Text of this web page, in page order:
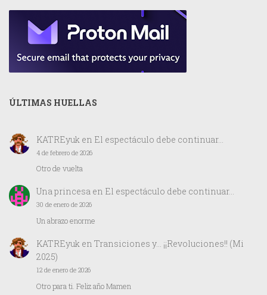
ÚLTIMAS HUELLAS
KATREyuk en El espectáculo debe continuar…
4 de febrero de 2026
Otro de vuelta
Una princesaen El espectáculo debe continuar…
30 de enero de 2026
Un abrazo enorme
KATREyuken Transiciones y… ¡¡Revoluciones!! (Mi
2025)
12 de enero de 2026
Otro para ti. Feliz año Mamen